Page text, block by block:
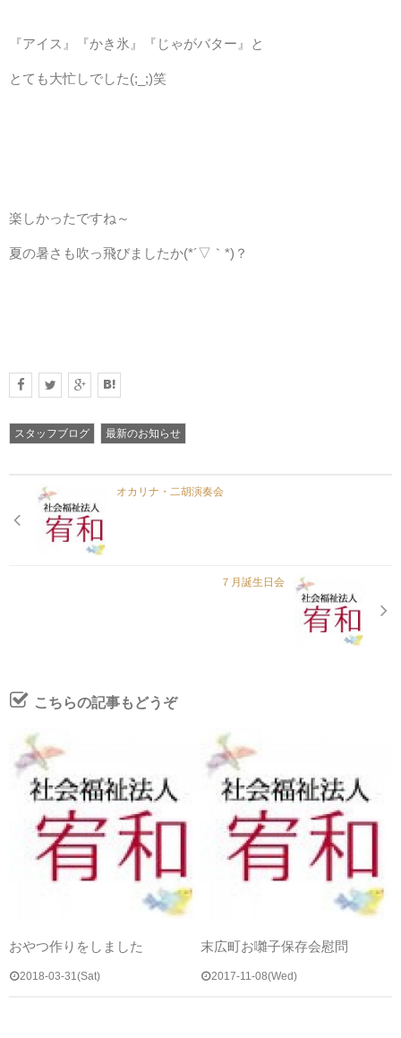
『アイス』『かき氷』『じゃがバター』と
とても大忙しでした(;_;)笑
楽しかったですね～
夏の暑さも吹っ飛びましたか(*´▽｀*)？
スタッフブログ 最新のお知らせ
オカリナ・二胡演奏会
７月誕生日会
こちらの記事もどうぞ
おやつ作りをしました
2018-03-31(Sat)
末広町お囃子保存会慰問
2017-11-08(Wed)